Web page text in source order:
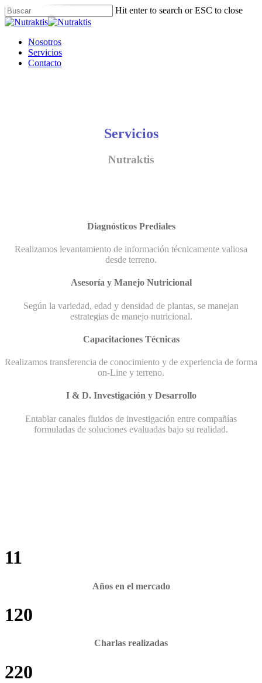
Skip
to
content
Hit enter to search or ESC to close
Close
Menu
Nosotros
Servicios
Contacto
Servicios
Nutraktis
Diagnósticos Prediales
Realizamos levantamiento de información técnicamente valiosa
desde terreno.
Asesoría y Manejo Nutricional
Según la variedad, edad y densidad de plantas, se manejan
estrategias de manejo nutricional.
Capacitaciones Técnicas
Realizamos transferencia de conocimiento y de experiencia de forma
on-Line y terreno.
I & D. Investigación y Desarrollo
Entablar canales fluidos de investigación entre compañías
formuladas de soluciones evaluadas bajo su realidad.
11
Años en el mercado
120
Charlas realizadas
220